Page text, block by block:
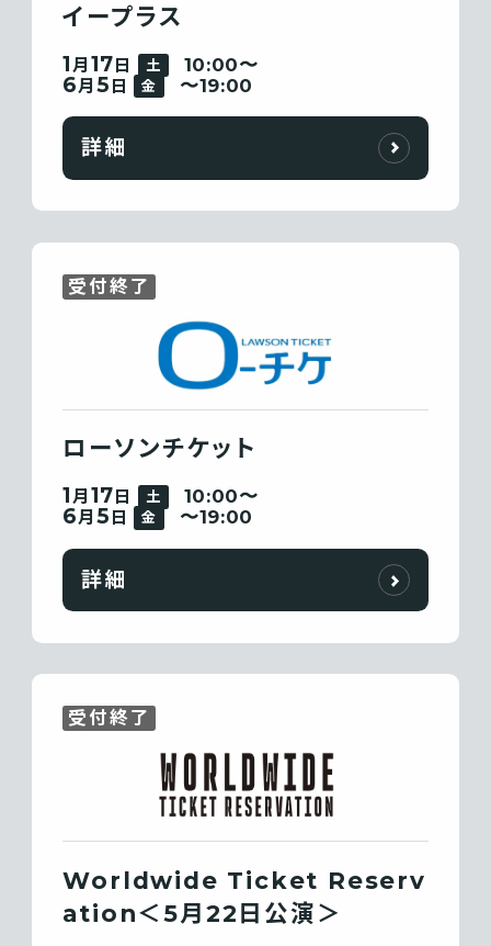
イープラス
1月 17日 土 10:00〜
6月 5 日 金 〜19:00
詳細
受付終了
ローソンチケット
1月 17 日 土 10:00〜
6月 5 日 金 〜19:00
詳細
受付終了
Worldwide Ticket Reserv
ation＜5月22日公演＞